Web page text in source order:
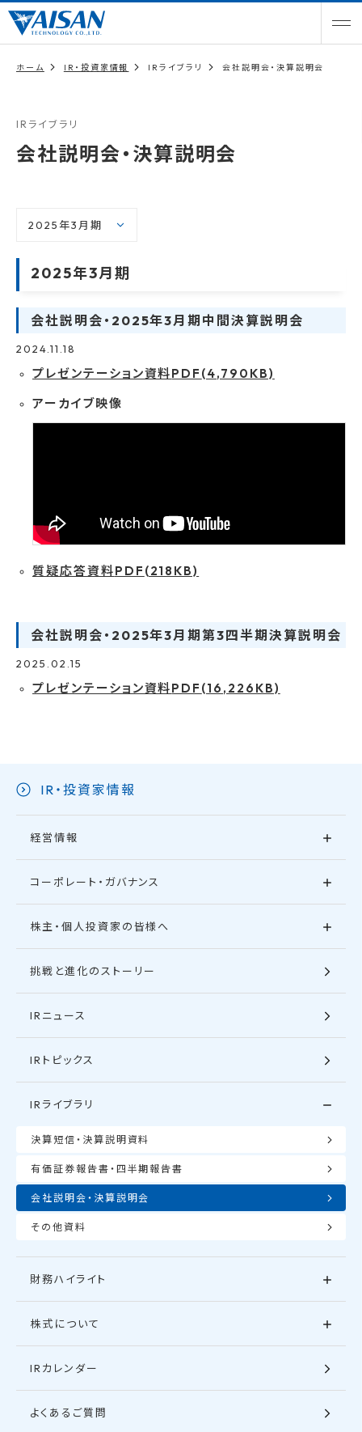
ホーム IR・投資家情報 IRライブラリ 会社説明会・決算説明会
IRライブラリ
会社説明会・決算説明会
2025年3月期
会社説明会・2025年3月期中間決算説明会
2024.11.18
プレゼンテーション資料PDF (4,790KB)
アーカイブ映像
質疑応答資料PDF (218KB)
会社説明会・2025年3月期第3四半期決算説明会
2025.02.15
プレゼンテーション資料PDF (16,226KB)
IR・投資家情報
経営情報
コーポレート・ガバナンス
株主・個人投資家の皆様へ
挑戦と進化のストーリー
IRニュース
IRトピックス
IRライブラリ
決算短信・決算説明資料
有価証券報告書・四半期報告書
会社説明会・決算説明会
その他資料
財務ハイライト
株式について
IRカレンダー
よくあるご質問